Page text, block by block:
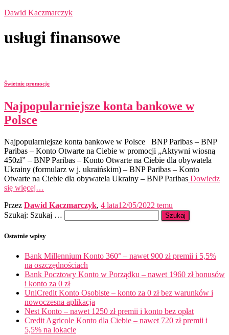
Dawid Kaczmarczyk
usługi finansowe
Świetnie promocje
Najpopularniejsze konta bankowe w
Polsce
Najpopularniejsze konta bankowe w Polsce BNP Paribas – BNP
Paribas – Konto Otwarte na Ciebie w promocji „Aktywni wiosną
450zł” – BNP Paribas – Konto Otwarte na Ciebie dla obywatela
Ukrainy (formularz w j. ukraińskim) – BNP Paribas – Konto
Otwarte na Ciebie dla obywatela Ukrainy – BNP Paribas Dowiedz
się więcej…
Przez Dawid Kaczmarczyk, 4 lata12/05/2022 temu
Szukaj: Szukaj …
Ostatnie wpisy
Bank Millennium Konto 360° – nawet 900 zł premii i 5,5%
na oszczędnościach
Bank Pocztowy Konto w Porządku – nawet 1960 zł bonusów
i konto za 0 zł
UniCredit Konto Osobiste – konto za 0 zł bez warunków i
nowoczesna aplikacja
Nest Konto – nawet 1250 zł premii i konto bez opłat
Credit Agricole Konto dla Ciebie – nawet 720 zł premii i
5,5% na lokacie